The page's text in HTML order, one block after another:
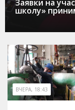
Заявки на
школу»
ВЧЕРА, 18:43